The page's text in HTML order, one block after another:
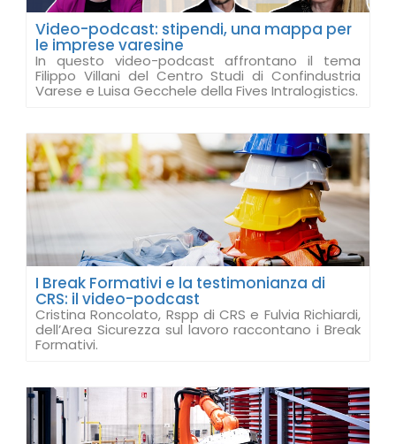
Video-podcast: stipendi, una mappa per
le imprese varesine
In questo video-podcast affrontano il tema
Filippo Villani del Centro Studi di Confindustria
Varese e Luisa Gecchele della Fives Intralogistics.
I Break Formativi e la testimonianza di
CRS: il video-podcast
Cristina Roncolato, Rspp di CRS e Fulvia Richiardi,
dell’Area Sicurezza sul lavoro raccontano i Break
Formativi.